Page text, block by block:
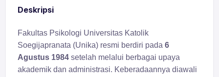
Deskripsi
Fakultas Psikologi Universitas Katolik
Soegijapranata (Unika) resmi berdiri pada 6
Agustus 1984 setelah melalui berbagai upaya
akademik dan administrasi. Keberadaannya diawali